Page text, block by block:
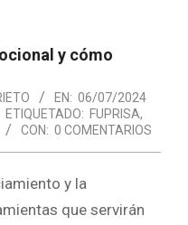
y cómo
EN: 06/07/2024
ETIQUETADO: FUPRISA,
CON: 0 COMENTARIOS
y la
que servirán